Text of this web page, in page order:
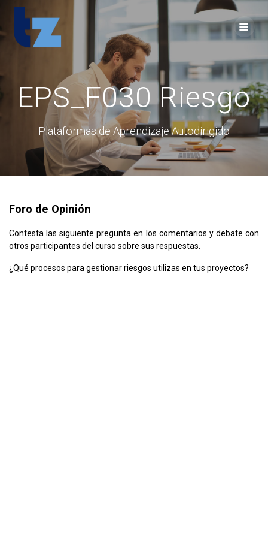
content
EPS_F030 Riesgo
Plataformas de Aprendizaje Autodirigido
Foro de Opinión
Contesta las siguiente pregunta en los comentarios y debate con
otros participantes del curso sobre sus respuestas.
¿Qué procesos para gestionar riesgos utilizas en tus proyectos?